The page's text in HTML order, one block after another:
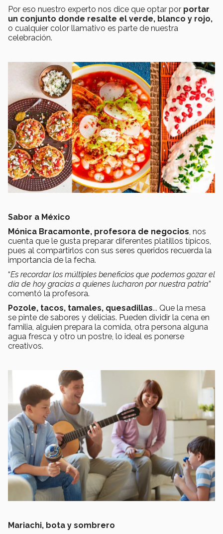
Por eso nuestro experto nos dice que optar por portar
un conjunto donde resalte el verde, blanco y rojo,
o cualquier color llamativo es parte de nuestra
celebración.
Sabor a México
Mónica Bracamonte, profesora de negocios, nos
cuenta que le gusta preparar diferentes platillos típicos,
pues al compartirlos con sus seres queridos recuerda la
importancia de la fecha.
“Es recordar los múltiples beneficios que podemos gozar el
día de hoy gracias a quienes lucharon por nuestra patria”
comentó la profesora.
Pozole, tacos, tamales, quesadillas... Que la mesa
se pinte de sabores y delicias. Pueden dividir la cena en
familia, alguien prepara la comida, otra persona alguna
agua fresca y otro un postre, lo ideal es ponerse
creativos.
Mariachi, bota y sombrero